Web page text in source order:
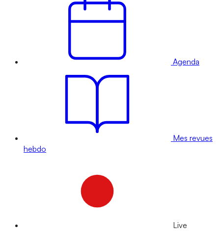
Agenda
Mes revues
hebdo
Live